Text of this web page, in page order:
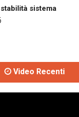
stabilità sistema
Video Recenti